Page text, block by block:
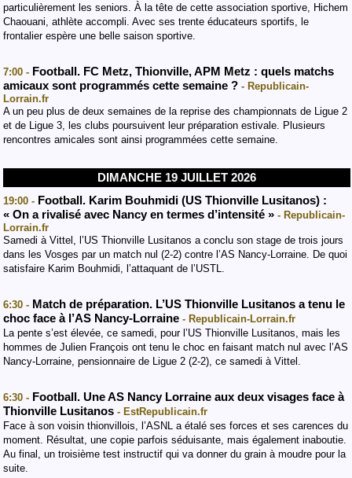
particulièrement les seniors. À la tête de cette association sportive, Hichem
Chaouani, athlète accompli. Avec ses trente éducateurs sportifs, le
frontalier espère une belle saison sportive.
7:00 - Football. FC Metz, Thionville, APM Metz : quels matchs
amicaux sont programmés cette semaine ? - Republicain-
Lorrain.fr
A un peu plus de deux semaines de la reprise des championnats de Ligue 2
et de Ligue 3, les clubs poursuivent leur préparation estivale. Plusieurs
rencontres amicales sont ainsi programmées cette semaine.
DIMANCHE 19 JUILLET 2026
19:00 - Football. Karim Bouhmidi (US Thionville Lusitanos) :
« On a rivalisé avec Nancy en termes d’intensité » - Republicain-
Lorrain.fr
Samedi à Vittel, l’US Thionville Lusitanos a conclu son stage de trois jours
dans les Vosges par un match nul (2-2) contre l’AS Nancy-Lorraine. De quoi
satisfaire Karim Bouhmidi, l’attaquant de l’USTL.
6:30 - Match de préparation. L’US Thionville Lusitanos a tenu le
choc face à l’AS Nancy-Lorraine - Republicain-Lorrain.fr
La pente s’est élevée, ce samedi, pour l’US Thionville Lusitanos, mais les
hommes de Julien François ont tenu le choc en faisant match nul avec l’AS
Nancy-Lorraine, pensionnaire de Ligue 2 (2-2), ce samedi à Vittel.
6:30 - Football. Une AS Nancy Lorraine aux deux visages face à
Thionville Lusitanos - EstRepublicain.fr
Face à son voisin thionvillois, l’ASNL a étalé ses forces et ses carences du
moment. Résultat, une copie parfois séduisante, mais également inaboutie.
Au final, un troisième test instructif qui va donner du grain à moudre pour la
suite.